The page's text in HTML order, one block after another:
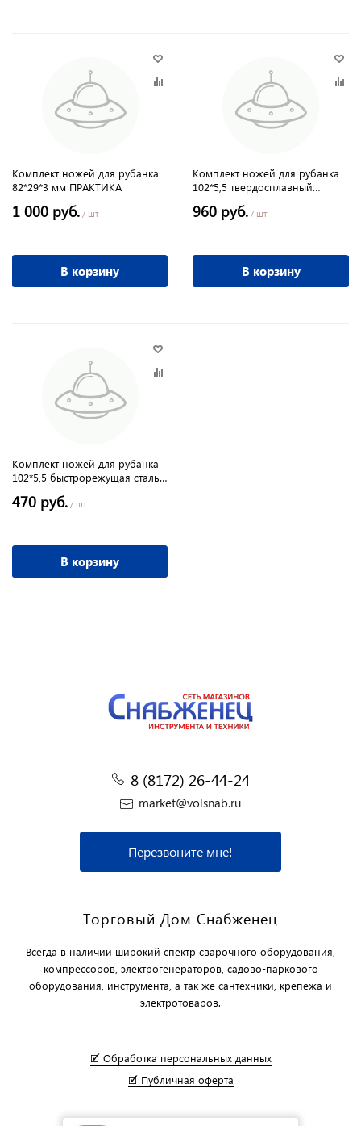
Комплект ножей для рубанка
82*29*3 мм ПРАКТИКА
1 000 руб. / шт
В корзину
Комплект ножей для рубанка
102*5,5 твердосплавный
960 руб. / шт
В корзину
Комплект ножей для рубанка
102*5,5 быстрорежущая сталь
470 руб. / шт
В корзину
8 (8172) 26-44-24
market@volsnab.ru
Перезвоните мне!
Торговый Дом Снабженец
Всегда в наличии широкий спектр сварочного оборудования,
компрессоров, электрогенераторов, садово-паркового
оборудования, инструмента, а так же сантехники, крепежа и
электротоваров.
🗹 Обработка персональных данных
🗹 Публичная оферта